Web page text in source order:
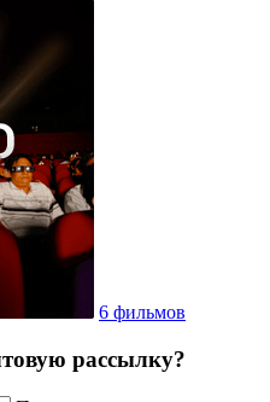
6 фильмов
рассылку?